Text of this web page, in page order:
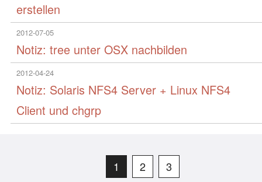
erstellen
2012-07-05
Notiz: tree unter OSX nachbilden
2012-04-24
Notiz: Solaris NFS4 Server + Linux NFS4
Client und chgrp
1 2 3